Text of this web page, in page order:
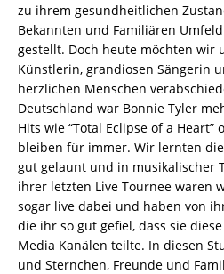
zu ihrem gesundheitlichen
Bekannten und Familiären
gestellt. Doch heute möchten wir
Künstlerin, grandiosen Sängerin
herzlichen Menschen
Deutschland war Bonnie Tyler
Hits wie “Total Eclipse of a Heart”
bleiben für immer. Wir lernten
gut gelaunt und in musikalischer
ihrer letzten Live Tournee waren
sogar live dabei und haben von
die ihr so gut gefiel, dass sie
Media Kanälen teilte. In diesen
und Sternchen, Freunde und